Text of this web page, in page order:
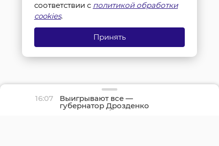
16:07 Выигрывают все —
губернатор Дрозденко
рассказал об успехах
соответствии с политикой обработки
cookies.
Принять